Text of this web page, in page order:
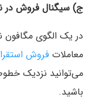
ج) سیگنال فروش در
در یک الگوی مگافون
معاملاتفروش
باشید.